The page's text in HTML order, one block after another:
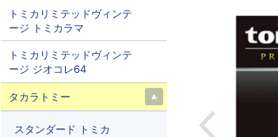
トミカリミテッドヴィンテ
ージ トミカラマ
トミカリミテッドヴィンテ
ージ ジオコレ64
タカラトミー
スタンダード トミカ